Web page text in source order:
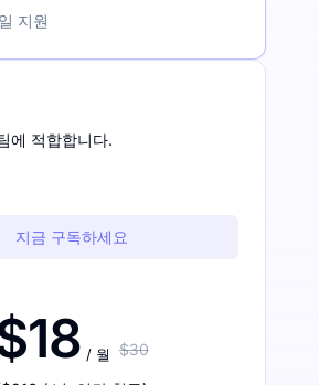
지원
에 적합합니다.
지금 구독하세요
/ 월 $30